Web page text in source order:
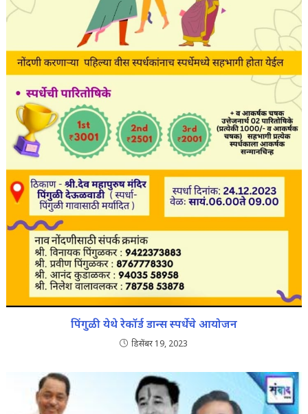
पिंगुळी येथे रेकॉर्ड डान्स स्पर्धेचे आयोजन
डिसेंबर 19, 2023